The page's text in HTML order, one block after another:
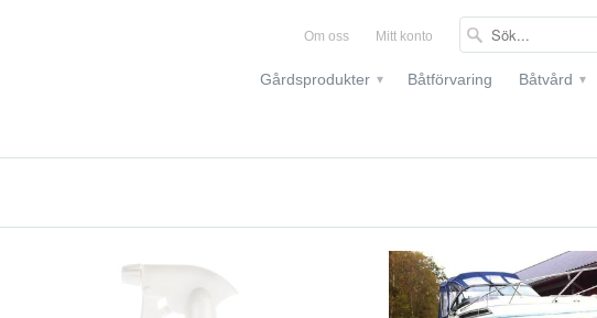
Om oss Mitt konto
Gårdsprodukter ▾ Båtförvaring Båtvård ▾